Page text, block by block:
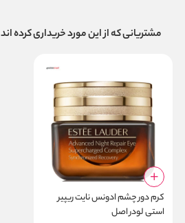
مشتریانی که از این مورد خریداری کرده اند
کرم دور چشم ادونس نایت ریپیر
استی لودر اصل